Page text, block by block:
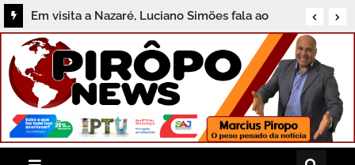
A Chapada tem muitas vozes. Em 2026, o
Festival de Lençóis abre o microfone para
todas elas